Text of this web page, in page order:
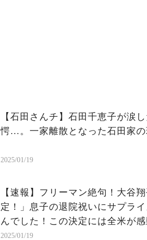
【石田さんチ】石田千恵子が涙
愕…。一家離散となった石田家
2025/01/19
【速報】フリーマン絶句！大谷
定！」息子の退院祝いにサプラ
んでした！この決定には全米が
2025/01/19